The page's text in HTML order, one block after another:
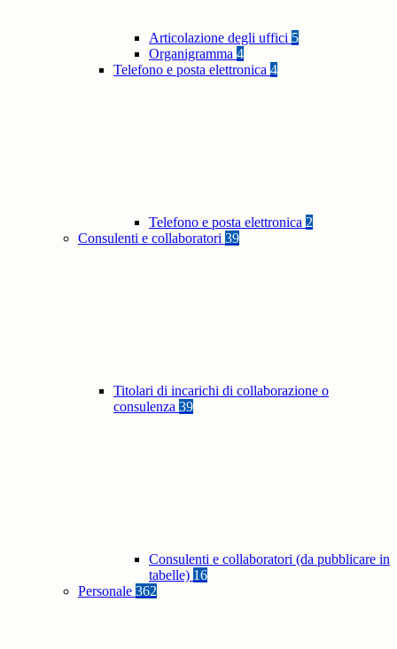
Articolazione degli uffici 5
Organigramma 4
Telefono e posta elettronica 4
Telefono e posta elettronica 2
Consulenti e collaboratori 39
Titolari di incarichi di collaborazione o
consulenza 39
Consulenti e collaboratori (da pubblicare in
tabelle) 16
Personale 362